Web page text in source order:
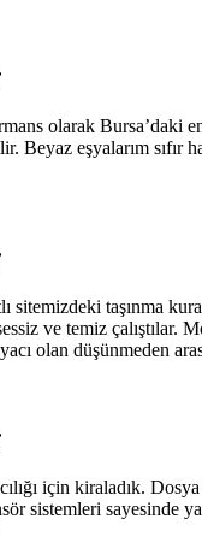
olarak Bursa’daki
Beyaz eşyalarım sıfır
sitemizdeki taşınma
ve temiz çalıştılar.
olan düşünmeden
için kiraladık.
sistemleri sayesinde